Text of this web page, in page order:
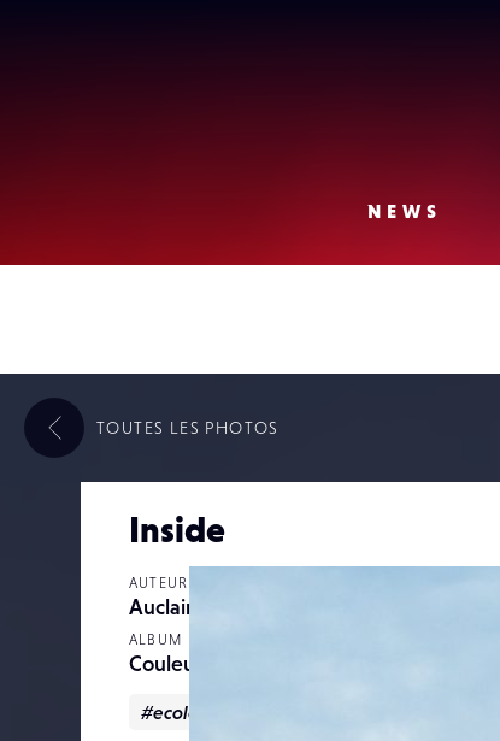
NEWS
Inside
AUTEUR
Auclairde
ALBUM
Couleur
#ecologie
TOUTES LES PHOTOS